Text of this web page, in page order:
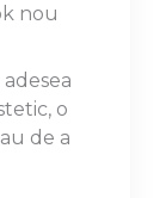
nou
o
de a